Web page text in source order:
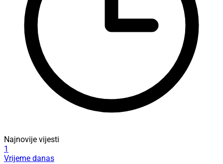
Najnovije vijesti
1
Vrijeme danas